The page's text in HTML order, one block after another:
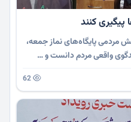
پیگیری کنند
مردمی پایگاه‌های نماز جمعه،
واقعی مردم دانست و …